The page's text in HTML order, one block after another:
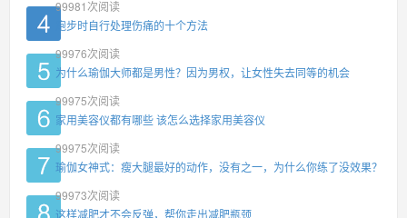
99981 次阅读
跑步时自行处理伤痛的十个方法
99976次阅读
为什么瑜伽大师都是男性？因为男权，让女性失去同等的机会
99975次阅读
家用美容仪都有哪些 该怎么选择家用美容仪
99975次阅读
瑜伽女神式：瘦大腿最好的动作，没有之一，为什么你练了没效果？
99973次阅读
这样减肥才不会反弹，帮你走出减肥瓶颈